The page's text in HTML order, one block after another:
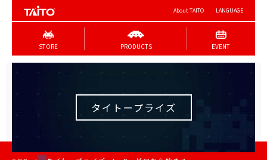
About TAITO LANGUAGE
STORE PRODUCTS EVENT
タイトープライズ